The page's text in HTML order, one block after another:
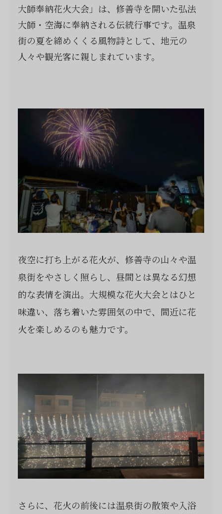
大師奉納花火大会」は、修善寺を開いた弘法
大師・空海に奉納される伝統行事です。温泉
街の夏を締めくくる風物詩として、地元の
人々や観光客に親しまれています。
夜空に打ち上がる花火が、修善寺の山々や温
泉街をやさしく照らし、昼間とは異なる幻想
的な表情を演出。大規模な花火大会とはひと
味違い、落ち着いた雰囲気の中で、間近に花
火を楽しめるのも魅力です。
さらに、花火の前後には温泉街の散策や入浴